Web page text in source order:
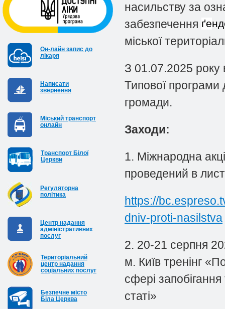
Он-лайн запис до
лікаря
Написати
звернення
Міський транспорт
онлайн
Транспорт Білої
Церкви
Регуляторна
політика
Центр надання
адміністративних
послуг
Територіальний
центр надання
соціальних послуг
Безпечне місто
Біла Церква
насильству за
забезпечення ґе
міської
З 01.07.2025 року
Типової програми
громади.
Заходи:
1. Міжнародна
проведений в
https://
dniv-proti-nasilstva
2. 20-21 серпня
м. Київ тренінг
сфері
статі»